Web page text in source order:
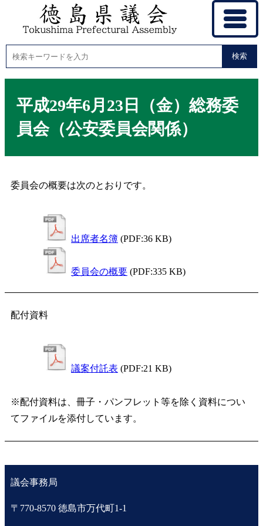
検索
平成29年6月23日（金）総務委
員会（公安委員会関係）
委員会の概要は次のとおりです。
出席者名簿 (PDF:36 KB)
委員会の概要 (PDF:335 KB)
配付資料
議案付託表 (PDF:21 KB)
※配付資料は、冊子・パンフレット等を除く資料につい
てファイルを添付しています。
議会事務局
〒770-8570 徳島市万代町1-1